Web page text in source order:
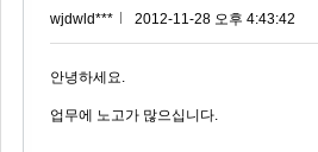
wjdwld*** 2012-11-28 오후 4:43:42
안녕하세요.
업무에 노고가 많으십니다.